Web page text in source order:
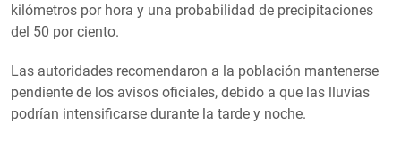
kilómetros por hora y una probabilidad de precipitaciones
del 50 por ciento.
Las autoridades recomendaron a la población mantenerse
pendiente de los avisos oficiales, debido a que las lluvias
podrían intensificarse durante la tarde y noche.